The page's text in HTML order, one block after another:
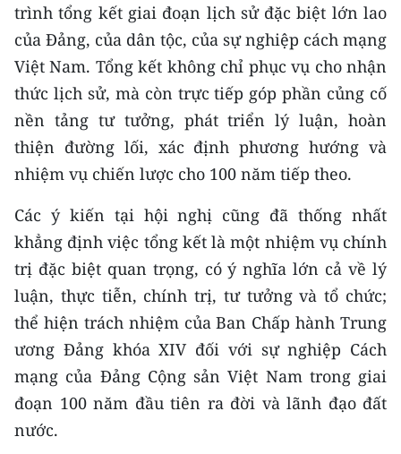
Chuyên trang Hà Nội
Chuyên trang TP. Hồ Chí Minh
CHUYÊN ĐỀ
CÁC CHUYÊN TRANG
THỜI NAY
NHÂN DÂN CUỐI TUẦN
NHÂN DÂN HẰNG THÁNG
MUA BÁO
ĐỌC BÁO IN
trình tổng kết giai đoạn lịch sử đặc biệt lớn lao
của Đảng, của dân tộc, của sự nghiệp cách mạng
Việt Nam. Tổng kết không chỉ phục vụ cho nhận
thức lịch sử, mà còn trực tiếp góp phần củng cố
nền tảng tư tưởng, phát triển lý luận, hoàn
thiện đường lối, xác định phương hướng và
nhiệm vụ chiến lược cho 100 năm tiếp theo.
Các ý kiến tại hội nghị cũng đã thống nhất
khẳng định việc tổng kết là một nhiệm vụ chính
trị đặc biệt quan trọng, có ý nghĩa lớn cả về lý
luận, thực tiễn, chính trị, tư tưởng và tổ chức;
thể hiện trách nhiệm của Ban Chấp hành Trung
ương Đảng khóa XIV đối với sự nghiệp Cách
mạng của Đảng Cộng sản Việt Nam trong giai
đoạn 100 năm đầu tiên ra đời và lãnh đạo đất
nước.